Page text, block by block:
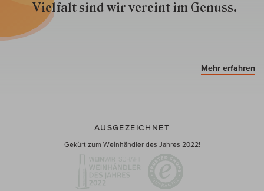
Vielfalt sind wir ver­eint im Genuss.
Mehr erfahren
AUSGEZEICHNET
Gekürt zum Weinhändler des Jahres 2022!